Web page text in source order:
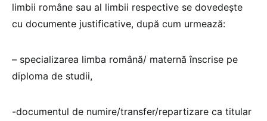
limbii române sau al limbii respective se dovedește
cu documente justificative, după cum urmează:
– specializarea limba română/ maternă înscrise pe
diploma de studii,
-documentul de numire/transfer/repartizare ca titular